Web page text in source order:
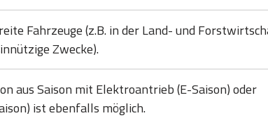
Fahrzeuge (z.B. in der Land- und
Zwecke).
aus Saison mit Elektroantrieb (E-Saison) oder
ist ebenfalls möglich.